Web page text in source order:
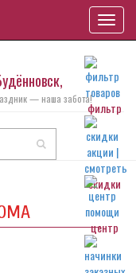
фильтр
скидки
центр
— наша забота!